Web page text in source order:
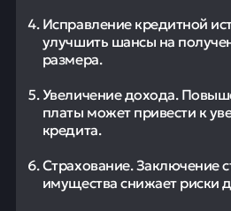
Исправление кредитной
улучшить шансы на
размера.
Увеличение дохода.
платы может привести к
кредита.
Страхование. Заключение
имущества снижает риски